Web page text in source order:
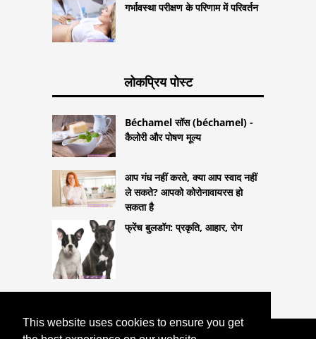
This website uses cookies to ensure you get
गर्भावस्था परीक्षण के परिणाम में परिवर्तन
लोकप्रिय पोस्ट
Béchamel सॉस (béchamel) -
कैलोरी और पोषण मूल्य
आप गंध नहीं करते, क्या आप स्वाद नहीं
ले सकते? आपको कोरोनावायरस हो
सकता है
फ्रेंच बुलडॉग: प्रकृति, आहार, रोग